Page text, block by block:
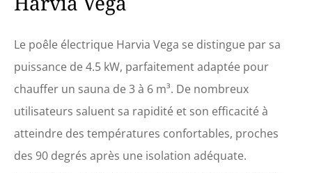
chauffage électrique est
sauna vapeur de 3 à 6 m3.
ce poêle elegant pour un
vous offre une expérience
de détente Efficace et
pour sauna vega disposent
Le poêle électrique Harvia Vega se distingue par sa
puissance de 4.5 kW, parfaitement adaptée pour
chauffer un sauna de 3 à 6 m³. De nombreux
utilisateurs saluent sa rapidité et son efficacité à
atteindre des températures confortables, proches
des 90 degrés après une isolation adéquate.